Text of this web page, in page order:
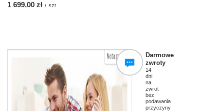
1 699,00 zł / szt.
Darmowe
zwroty
14
dni
na
zwrot
bez
podawania
przyczyny